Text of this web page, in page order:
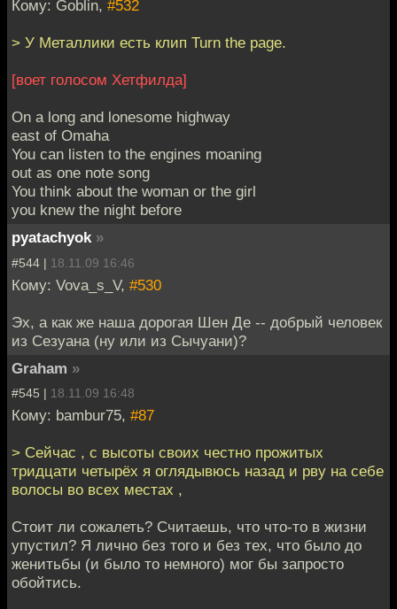
Кому: Goblin, #532
> У Металлики есть клип Turn the page.
[воет голосом Хетфилда]
On a long and lonesome highway
east of Omaha
You can listen to the engines moaning
out as one note song
You think about the woman or the girl
you knew the night before
pyatachyok »
#544 | 18.11.09 16:46
Кому: Vova_s_V, #530
Эх, а как же наша дорогая Шен Де -- добрый человек
из Сезуана (ну или из Сычуани)?
Graham »
#545 | 18.11.09 16:48
Кому: bambur75, #87
> Сейчас , с высоты своих честно прожитых
тридцати четырёх я оглядывюсь назад и рву на себе
волосы во всех местах ,
Стоит ли сожалеть? Считаешь, что что-то в жизни
упустил? Я лично без того и без тех, что было до
женитьбы (и было то немного) мог бы запросто
обойтись.